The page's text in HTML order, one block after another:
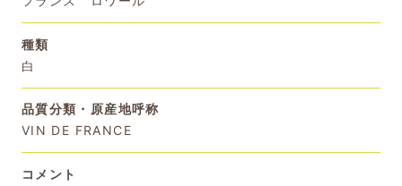
種類
白
品質分類・原産地呼称
VIN DE FRANCE
コメント